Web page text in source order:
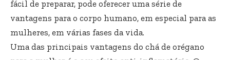
fácil de preparar, pode oferecer uma série de
vantagens para o corpo humano, em especial para as
mulheres, em várias fases da vida.
Uma das principais vantagens do chá de orégano